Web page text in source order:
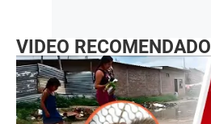
VIDEO RECOMENDADO